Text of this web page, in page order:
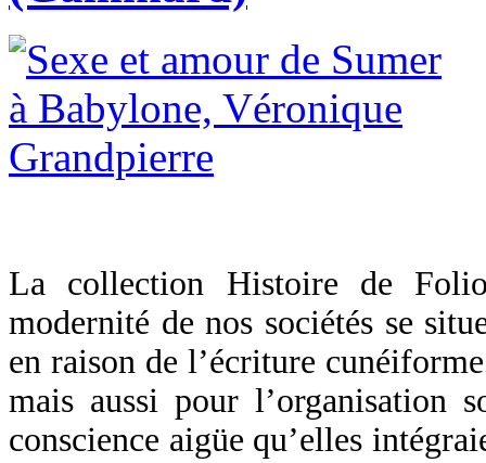
La collection Histoire de
modernité de nos sociétés se
en raison de l’écriture
mais aussi pour
conscience aigüe qu’elles